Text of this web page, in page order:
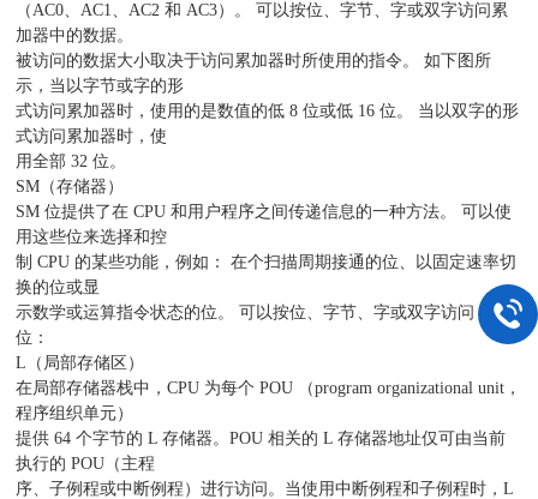
（AC0、AC1、AC2 和 AC3）。 可以按位、字节、字或双字访问累
加器中的数据。
被访问的数据大小取决于访问累加器时所使用的指令。 如下图所
示，当以字节或字的形
式访问累加器时，使用的是数值的低 8 位或低 16 位。 当以双字的形
式访问累加器时，使
用全部 32 位。
SM（存储器）
SM 位提供了在 CPU 和用户程序之间传递信息的一种方法。 可以使
用这些位来选择和控
制 CPU 的某些功能，例如： 在个扫描周期接通的位、以固定速率切
换的位或显
示数学或运算指令状态的位。 可以按位、字节、字或双字访问 SM
位：
L（局部存储区）
在局部存储器栈中，CPU 为每个 POU （program organizational unit，
程序组织单元）
提供 64 个字节的 L 存储器。POU 相关的 L 存储器地址仅可由当前
执行的 POU（主程
序、子例程或中断例程）进行访问。当使用中断例程和子例程时，L